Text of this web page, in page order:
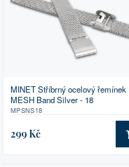
MINET Stříbrný ocelový řemínek
MESH Band Silver - 18
MPSNS18
299 Kč